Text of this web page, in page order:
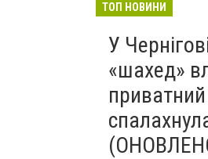
ТОП НОВИНИ
У
«шахед»